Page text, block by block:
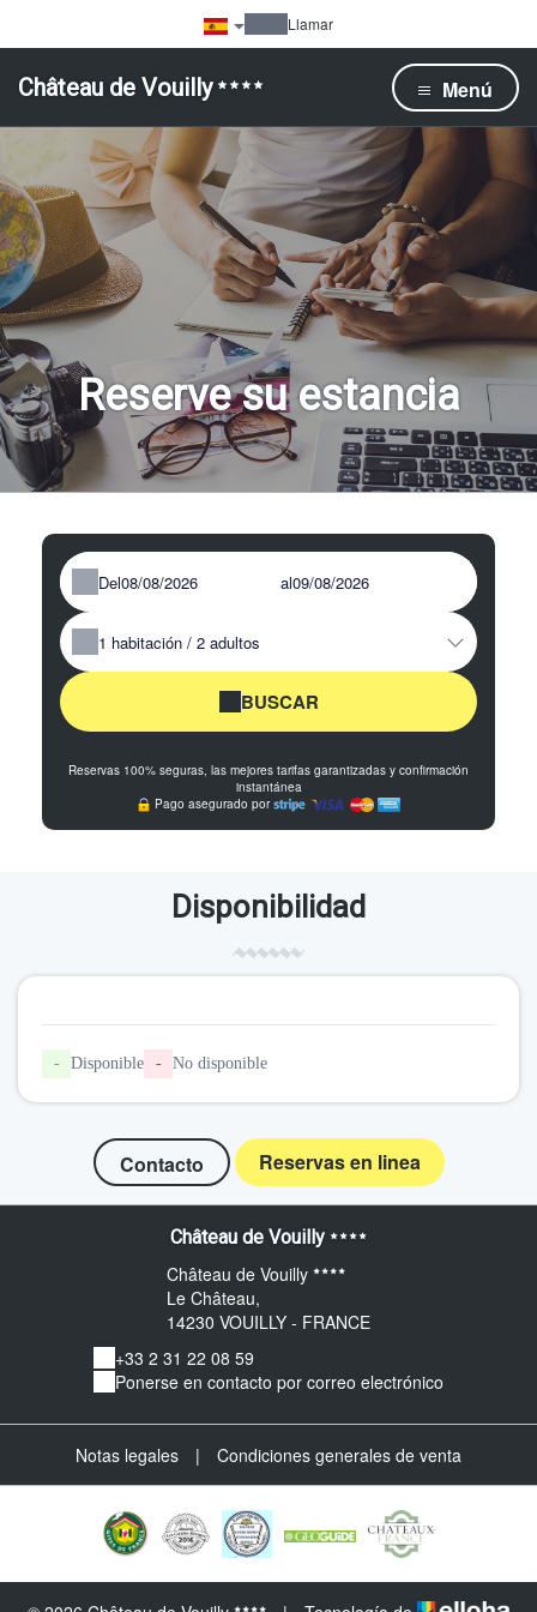
Llamar
Château de Vouilly Menú
Reserve su estancia
Del al
1 habitación / 2 adultos
BUSCAR
Reservas 100% seguras, las mejores tarifas garantizadas y confirmación
instantánea
Pago asegurado por
Disponibilidad
- Disponible - No disponible
Contacto Reservas en linea
Château de Vouilly
Château de Vouilly
Le Château,
14230 VOUILLY - FRANCE
+33 2 31 22 08 59
Ponerse en contacto por correo electrónico
Notas legales | Condiciones generales de venta